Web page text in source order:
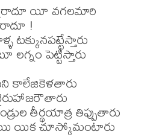
యీ వగలమారి
!
టక్కునపట్టేస్తారు
పెట్టిస్తారు
కాలేజికెళతారు
తీర్థయాత్ర తిప్పుతారు
యిక చూస్కోమంటారు